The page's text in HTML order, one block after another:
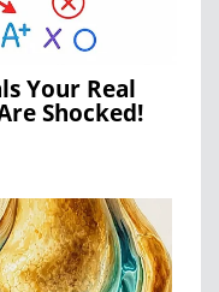
Your Real
Shocked!